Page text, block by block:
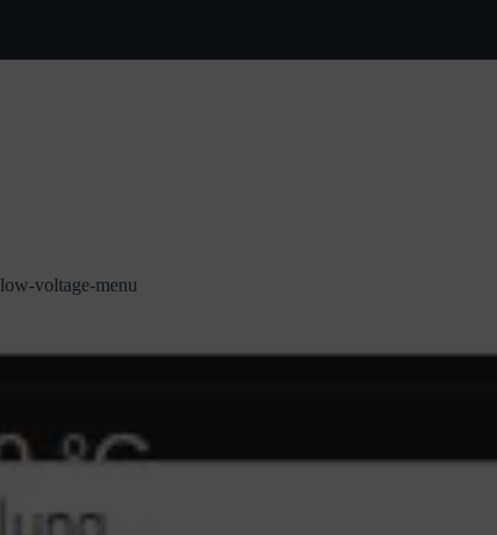
low-voltage-menu